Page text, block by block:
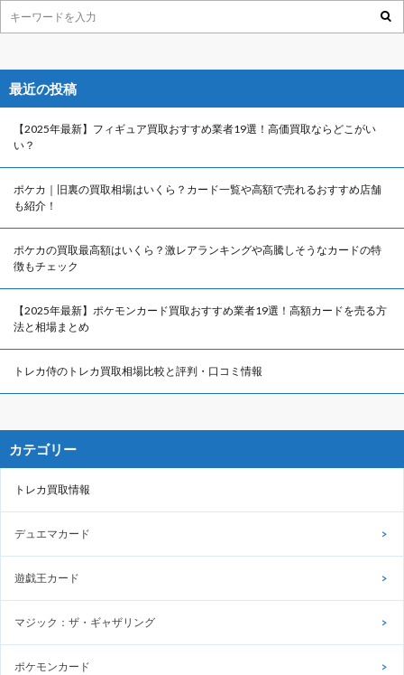
最近の投稿
【2025年最新】フィギュア買取おすすめ業者19選！高価買取ならどこがい
い？
ポケカ｜旧裏の買取相場はいくら？カード一覧や高額で売れるおすすめ店舗
も紹介！
ポケカの買取最高額はいくら？激レアランキングや高騰しそうなカードの特
徴もチェック
【2025年最新】ポケモンカード買取おすすめ業者19選！高額カードを売る方
法と相場まとめ
トレカ侍のトレカ買取相場比較と評判・口コミ情報
カテゴリー
トレカ買取情報
デュエマカード
遊戯王カード
マジック：ザ・ギャザリング
ポケモンカード